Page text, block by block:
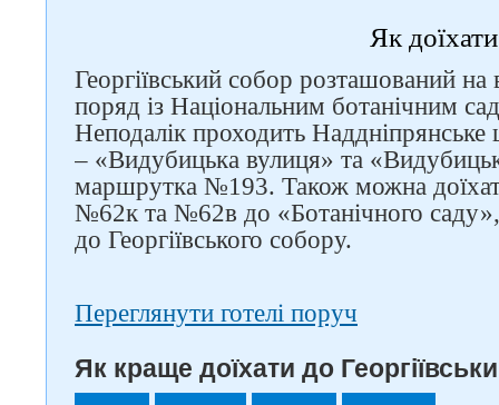
Як доїхати
Георгіївський собор розташований
поряд із Національним ботанічним
Неподалік проходить
– «Видубицька вулиця» та
маршрутка №193. Також можна
№62к та №62в до «Ботанічного саду»,
до Георгіївського собору.
Переглянути готелі поруч
Як краще доїхати до